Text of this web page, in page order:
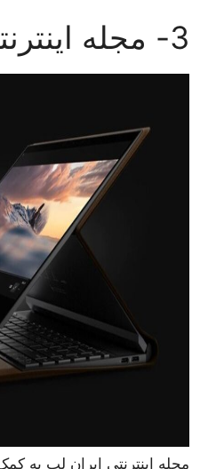
3- مجله اینترنتی ایران لپ
مجله اینترنتی ایران لپ به